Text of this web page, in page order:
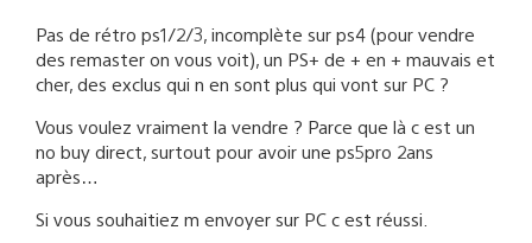
Pas de rétro ps1/2/3, incomplète sur ps4 (pour vendre
des remaster on vous voit), un PS+ de + en + mauvais et
cher, des exclus qui n en sont plus qui vont sur PC ?
Vous voulez vraiment la vendre ? Parce que là c est un
no buy direct, surtout pour avoir une ps5pro 2ans
après…
Si vous souhaitiez m envoyer sur PC c est réussi.